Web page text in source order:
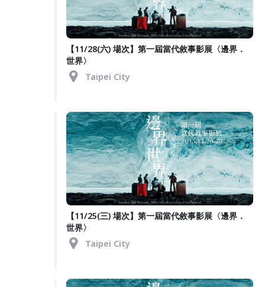
【11/28(六) 場次】第一屆當代敘事影展〈邊界．
世界〉
Taipei City
【11/25(三) 場次】第一屆當代敘事影展〈邊界．
世界〉
Taipei City